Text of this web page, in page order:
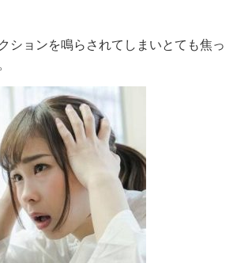
ションを鳴らされてしまいとても焦っ